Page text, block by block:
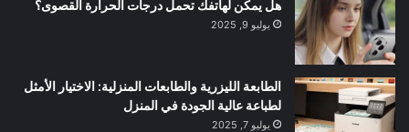
هل يمكن لهاتفك تحمل درجات الحرارة القصوى؟
يوليو 9, 2025
الطابعة الليزرية والطابعات المنزلية: الاختيار الأمثل
لطباعة عالية الجودة في المنزل
يوليو 7, 2025